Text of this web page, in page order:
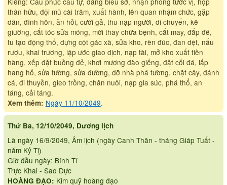
thân hữu, đội mũ cài trâm, xuất hành, lên quan nhậm chức, gặp
dân, đính hôn, ăn hỏi, cưới gả, thu nạp người, di chuyển, kê
giường, cắt tóc sửa móng, mời thầy chữa bệnh, cắt may, đắp đê,
tu tạo động thổ, dựng cột gác xà, sửa kho, rèn đúc, đan dệt, nấu
rượu, khai trương, lập ước giao dịch, nạp tài, mở kho xuất tiền
hàng, xếp đặt buồng đẻ, khơi mương đào giếng, đặt cối đá, lấp
hang hố, sửa tường, sửa đường, dỡ nhà phá tường, chặt cây, đánh
cá, đi thuyền, gieo trồng, chăn nuôi, nạp gia súc, phá thổ, an
táng, cải táng.
Xem thêm: Ngày 11/10/2049.
Thứ Ba, 12/10/2049, Dương lịch
Là ngày 16/9/2049, Âm lịch (ngày Canh Thân - tháng Giáp Tuất -
năm Kỷ Tị)
Giờ đầu ngày: Bính Tí
Trực Khai - Sao Dực
HOÀNG ĐẠO: Kim quỹ hoàng đạo